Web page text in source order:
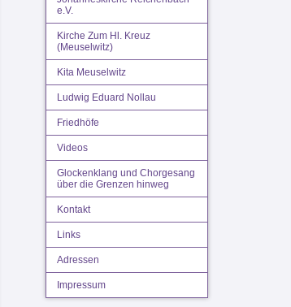
e.V.
Kirche Zum Hl. Kreuz
(Meuselwitz)
Kita Meuselwitz
Ludwig Eduard Nollau
Friedhöfe
Videos
Glockenklang und Chorgesang
über die Grenzen hinweg
Kontakt
Links
Adressen
Impressum